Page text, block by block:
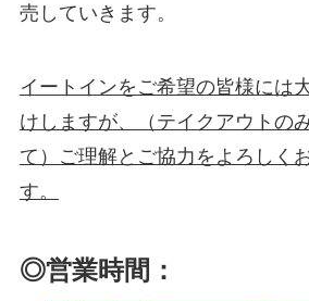
売していきます。
イートインをご希望の皆様には
けしますが、（テイクアウトの
て）ご理解とご協力をよろしく
す。
◎営業時間：